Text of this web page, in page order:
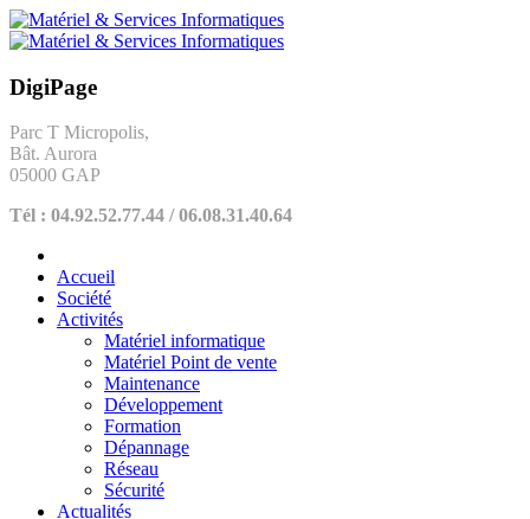
DigiPage
Parc T Micropolis,
Bât. Aurora
05000 GAP
Tél : 04.92.52.77.44 / 06.08.31.40.64
Accueil
Société
Activités
Matériel informatique
Matériel Point de vente
Maintenance
Développement
Formation
Dépannage
Réseau
Sécurité
Actualités